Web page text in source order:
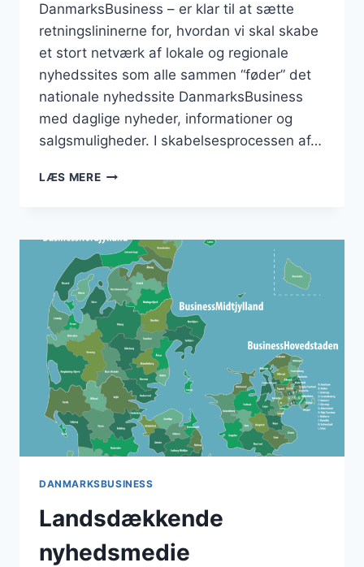
DanmarksBusiness – er klar til at sætte
retningslininerne for, hvordan vi skal skabe
et stort netværk af lokale og regionale
nyhedssites som alle sammen “føder” det
nationale nyhedssite DanmarksBusiness
med daglige nyheder, informationer og
salgsmuligheder. I skabelsesprocessen af…
LÆS MEREFORRETNINGSPLANEN
DANMARKSBUSINESS
Landsdækkende
nyhedsmedie